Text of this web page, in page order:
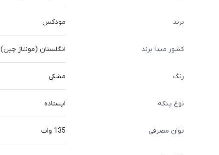
برند مودکس
کشور مبدا برند انگلستان (مونتاژ چین)
رنگ مشکی
نوع پنکه ایستاده
توان مصرفی 135 وات